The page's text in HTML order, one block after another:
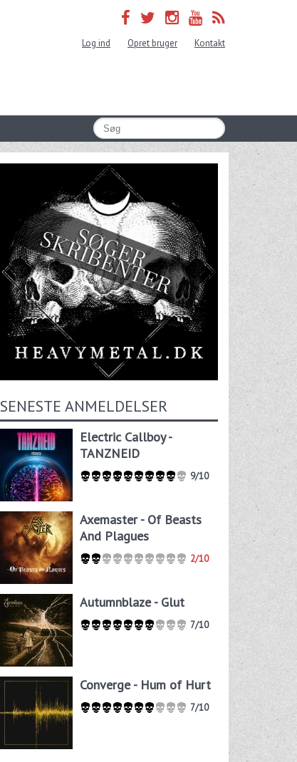
Log ind Opret bruger Kontakt
SENESTE ANMELDELSER
Electric Callboy -
TANZNEID
9/10
Axemaster - Of Beasts
And Plagues
2/10
Autumnblaze - Glut
7/10
Converge - Hum of Hurt
7/10